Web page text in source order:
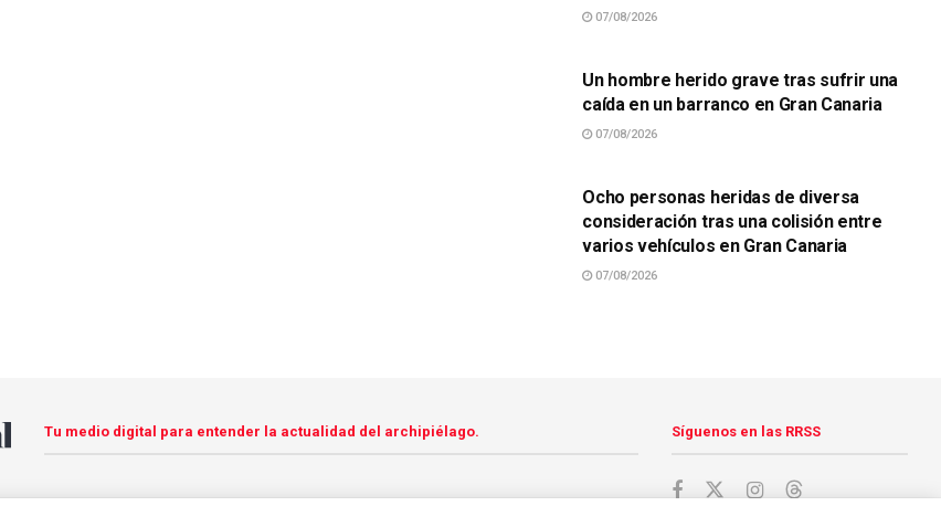
07/08/2026
Un hombre herido grave tras sufrir una
caída en un barranco en Gran Canaria
07/08/2026
Ocho personas heridas de diversa
consideración tras una colisión entre
varios vehículos en Gran Canaria
07/08/2026
Tu medio digital para entender la actualidad del archipiélago. Síguenos en las RRSS